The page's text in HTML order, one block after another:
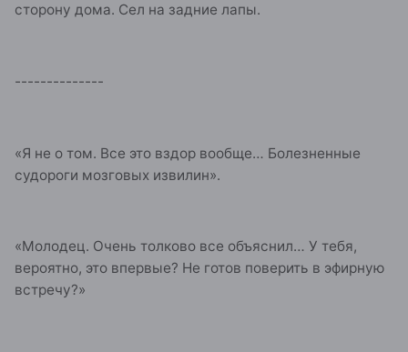
сторону дома. Сел на задние лапы.
--------------
«Я не о том. Все это вздор вообще… Болезненные
судороги мозговых извилин».
«Молодец. Очень толково все объяснил… У тебя,
вероятно, это впервые? Не готов поверить в эфирную
встречу?»